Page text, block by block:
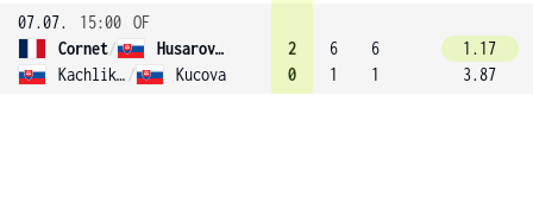
07.07.
15:00 OF
Cornet/
Husarova (3)
Kachlikova / Kucova
2
0
6
1
6
1
1.17
3.87